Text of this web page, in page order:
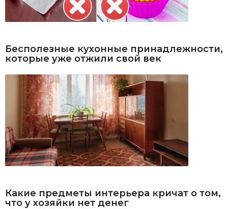
Бесполезные кухонные принадлежности,
которые уже отжили свой век
Какие предметы интерьера кричат о том,
что у хозяйки нет денег